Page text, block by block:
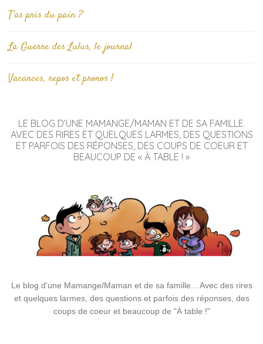
T’as pris du pain ?
La Guerre des Lulus, le journal
Vacances, repos et pronos !
LE BLOG D’UNE MAMANGE/MAMAN ET DE SA FAMILLE.
AVEC DES RIRES ET QUELQUES LARMES, DES QUESTIONS
ET PARFOIS DES RÉPONSES, DES COUPS DE COEUR ET
BEAUCOUP DE « À TABLE ! »
Le blog d'une Mamange/Maman et de sa famille... Avec des rires
et quelques larmes, des questions et parfois des réponses, des
coups de coeur et beaucoup de "À table !"